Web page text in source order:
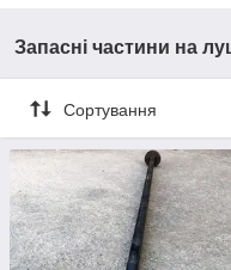
Запасні частини на
Сортування